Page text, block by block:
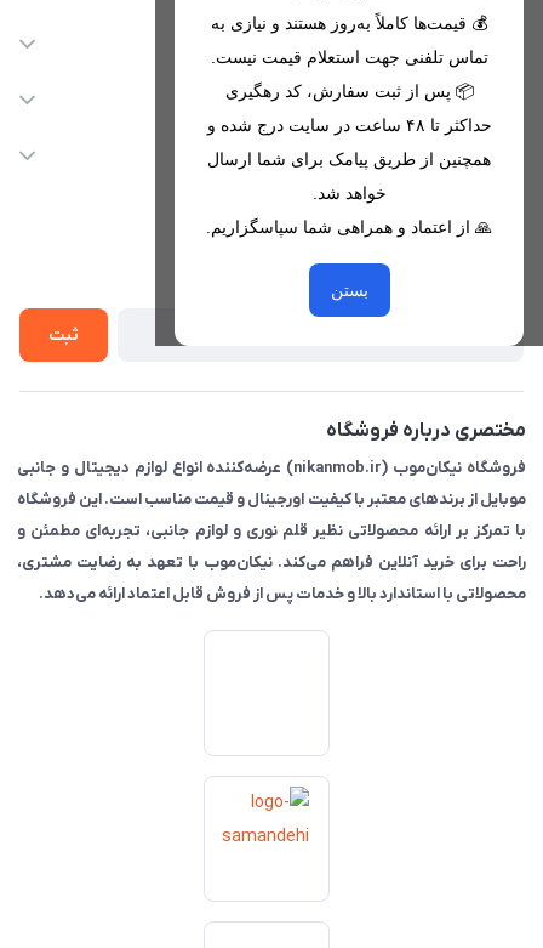
💰 قیمت‌ها کاملاً به‌روز هستند و نیازی به
تماس تلفنی جهت استعلام قیمت نیست.
📦 پس از ثبت سفارش، کد رهگیری
حداکثر تا ۴۸ ساعت در سایت درج شده و
همچنین از طریق پیامک برای شما ارسال
خواهد شد.
🙏 از اعتماد و همراهی شما سپاسگزاریم.
بستن
اطلاعات تماس
09221680256 - 09373782289
nikanmobstore@gmail.com
هرمزگان، بندرخمیر، شهرک رودبار
دسترسی سریع
لیست محصولات
خدمات مشتریان
حریم خصوصی
از جدید‌ترین تخفیف‌ها با‌ خبر شوید
ثبت
مختصری درباره فروشگاه
فروشگاه نیکان‌موب (nikanmob.ir) عرضه‌کننده انواع لوازم دیجیتال و جانبی
موبایل از برندهای معتبر با کیفیت اورجینال و قیمت مناسب است. این فروشگاه
با تمرکز بر ارائه محصولاتی نظیر قلم نوری و لوازم جانبی، تجربه‌ای مطمئن و
راحت برای خرید آنلاین فراهم می‌کند. نیکان‌موب با تعهد به رضایت مشتری،
محصولاتی با استاندارد بالا و خدمات پس از فروش قابل اعتماد ارائه می‌دهد.